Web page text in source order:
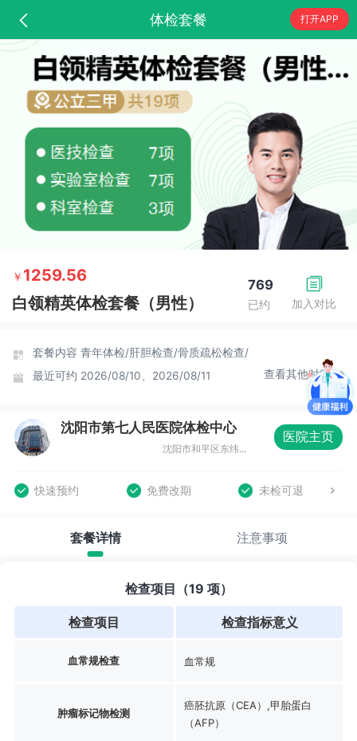
体检套餐 打开APP
加入对比
769
已约
￥ 1259.56
白领精英体检套餐（男性）
套餐内容 青年体检/肝胆检查/骨质疏松检查/
最近可约 2026/08/10、2026/08/11 查看其他时间
沈阳市第七人民医院体检中心
沈阳市和平区东纬路13号2号楼1楼
医院主页
快速预约 免费改期 未检可退
套餐详情 注意事项
检查项目（19 项）
检查项目 检查指标意义
血常规检查 血常规
肿瘤标记物检测
癌胚抗原（CEA）,甲胎蛋白
（AFP）